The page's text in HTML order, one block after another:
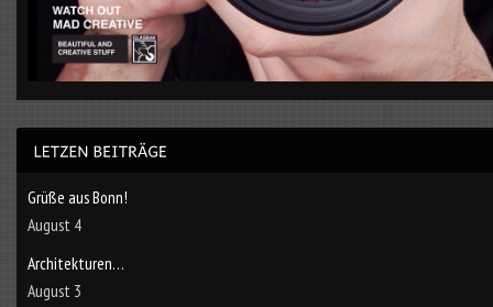
Grüße aus Bonn!
August 4
Architekturen…
August 3